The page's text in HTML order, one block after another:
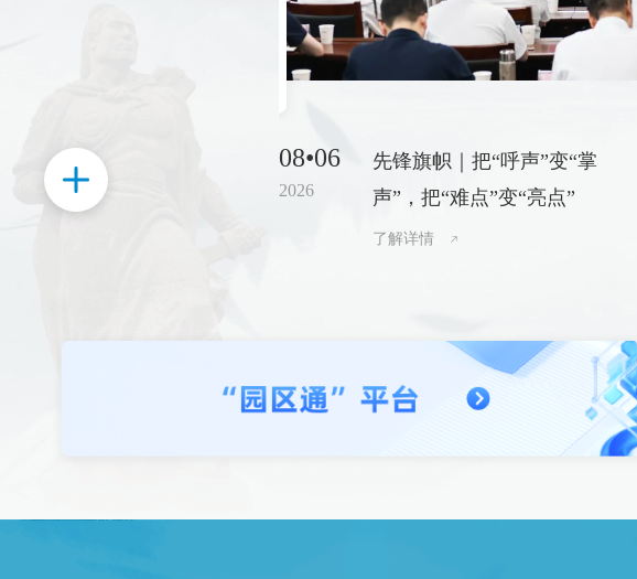
08•06
2026
先锋旗帜｜把“呼声”变“掌
声”，把“难点”变“亮点”
了解详情